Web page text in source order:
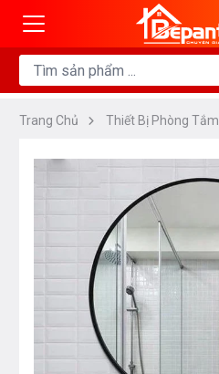
Trang Chủ Thiết Bị Phòng Tắm